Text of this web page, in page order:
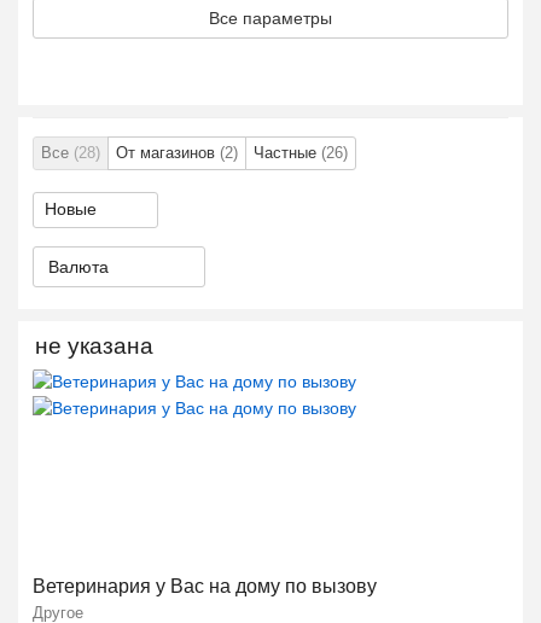
Все параметры
Все (28) От магазинов (2) Частные (26)
Валюта
Ветеринария у Вас на дому по вызову
Другое
не указана